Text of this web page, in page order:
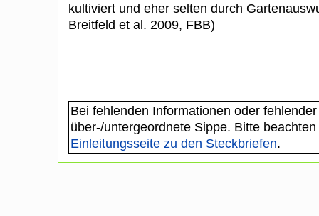
kultiviert und eher selten durch
Breitfeld et al. 2009, FBB)
Bei fehlenden Informationen oder
über-/untergeordnete Sippe. Bitte
Einleitungsseite zu den Steckbriefen.